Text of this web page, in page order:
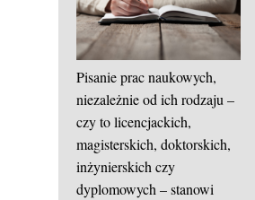
Pisanie prac naukowych,
niezależnie od ich rodzaju –
czy to licencjackich,
magisterskich, doktorskich,
inżynierskich czy
dyplomowych – stanowi